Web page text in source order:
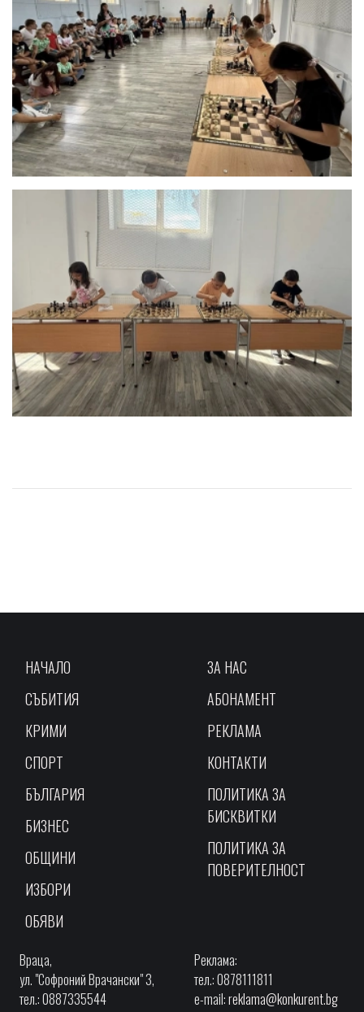
НАЧАЛО
СЪБИТИЯ
КРИМИ
СПОРТ
БЪЛГАРИЯ
БИЗНЕС
ОБЩИНИ
ИЗБОРИ
ОБЯВИ
ЗА НАС
АБОНАМЕНТ
РЕКЛАМА
КОНТАКТИ
ПОЛИТИКА ЗА
БИСКВИТКИ
ПОЛИТИКА ЗА
ПОВЕРИТЕЛНОСТ
Враца,
ул. "Софроний Врачански" 3,
тел.: 0887335544
Реклама:
тел.: 0878111811
e-mail:reklama@konkurent.bg